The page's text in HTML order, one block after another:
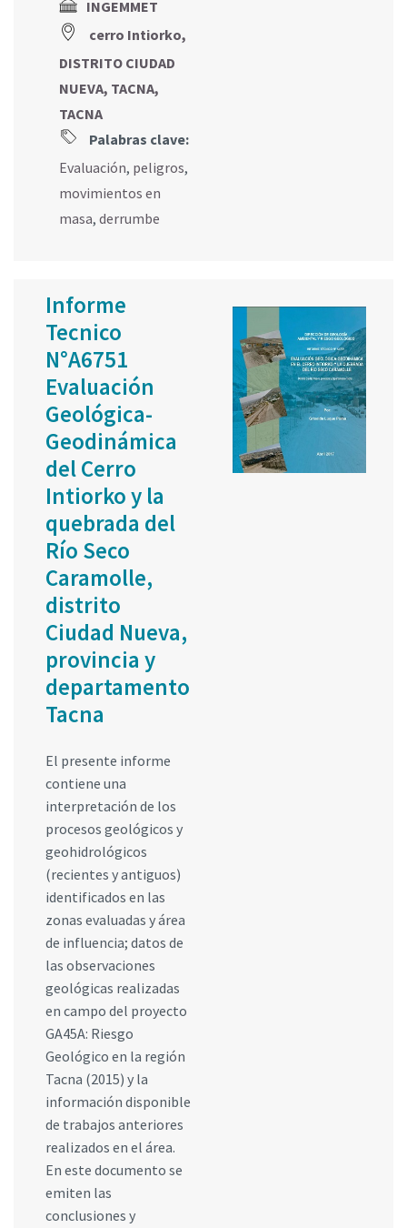
INGEMMET
cerro Intiorko,
DISTRITO CIUDAD
NUEVA, TACNA,
TACNA
Palabras clave:
Evaluación, peligros,
movimientos en
masa, derrumbe
Informe
Tecnico
N°A6751
Evaluación
Geológica-
Geodinámica
del Cerro
Intiorko y la
quebrada del
Río Seco
Caramolle,
distrito
Ciudad Nueva,
provincia y
departamento
Tacna
El presente informe
contiene una
interpretación de los
procesos geológicos y
geohidrológicos
(recientes y antiguos)
identificados en las
zonas evaluadas y área
de influencia; datos de
las observaciones
geológicas realizadas
en campo del proyecto
GA45A: Riesgo
Geológico en la región
Tacna (2015) y la
información disponible
de trabajos anteriores
realizados en el área.
En este documento se
emiten las
conclusiones y